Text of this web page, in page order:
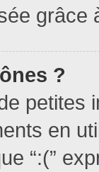
grâce
?
petites
en
“:(”